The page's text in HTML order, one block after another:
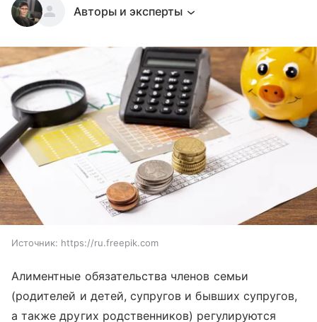
Авторы и эксперты
Источник: https://ru.freepik.com
Алиментные обязательства членов семьи
(родителей и детей, супругов и бывших супругов,
а также других родственников) регулируются